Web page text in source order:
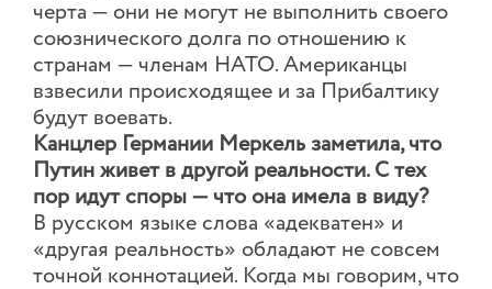
черта — они не могут не выполнить своего
союзнического долга по отношению к
странам — членам НАТО. Американцы
взвесили происходящее и за Прибалтику
будут воевать.
Канцлер Германии Меркель заметила, что
Путин живет в другой реальности. С тех
пор идут споры — что она имела в виду?
В русском языке слова «адекватен» и
«другая реальность» обладают не совсем
точной коннотацией. Когда мы говорим, что